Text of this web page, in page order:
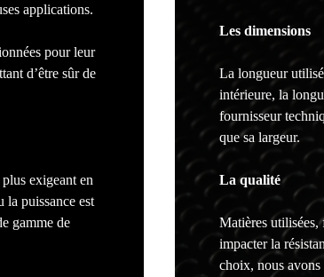
applications.
pour leur
d’être sûr de
exigeant en
la puissance est
gamme de
Les dimensions
La longueur
intérieure, la
fournisseur
que sa largeur.
La qualité
Matières utilisées,
impacter la
choix, nous avons